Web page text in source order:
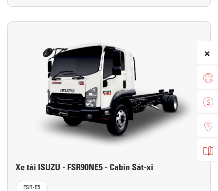
Xe tải ISUZU - FSR90NE5 - Cabin Sát-xi
FSR-E5